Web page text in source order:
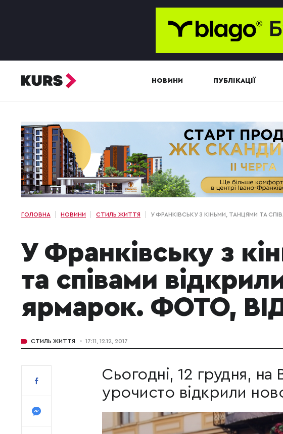
НОВИНИ ПУБЛІКАЦІЇ
ГОЛОВНА НОВИНИ СТИЛЬ ЖИТТЯ У ФРАНКІВСЬКУ З КІНЬМИ, ТАНЦЯМИ ТА
У Франківську з
та співами
ярмарок. ФОТО,
СТИЛЬ ЖИТТЯ 17:11, 12.12, 2017
Сьогодні, 12 грудня, на
урочисто відкрили